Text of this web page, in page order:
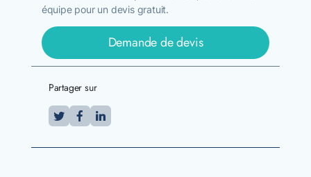
équipe pour un devis gratuit.
Demande de devis
Partager sur